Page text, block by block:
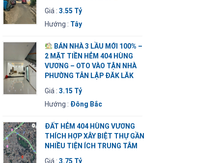
Giá :3.55 Tỷ
Hướng : Tây
BÁN NHÀ 3 LẦU MỚI 100% –
2 MẶT TIỀN HẺM 404 HÙNG
VƯƠNG – OTO VÀO TẬN NHÀ
PHƯỜNG TÂN LẬP ĐĂK LĂK
Giá :3.15 Tỷ
Hướng : Đông Bắc
ĐẤT HẺM 404 HÙNG VƯƠNG
THÍCH HỢP XÂY BIỆT THỰ GẦN
NHIỀU TIỆN ÍCH TRUNG TÂM
Giá :3.75 Tỷ